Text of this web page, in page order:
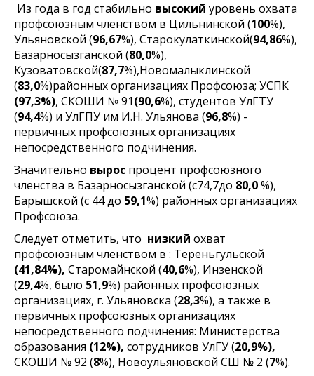
Из года в год стабильно высокий уровень охвата
профсоюзным членством в Цильнинской (100%),
Ульяновской (96,67%), Старокулаткинской(94,86%),
Базарносызганской (80,0%),
Кузоватовской(87,7%),Новомалыклинской
(83,0%)районных организациях Профсоюза; УСПК
(97,3%), СКОШИ № 91(90,6%), студентов УлГТУ
(94,4%) и УлГПУ им И.Н. Ульянова (96,8%) -
первичных профсоюзных организациях
непосредственного подчинения.
Значительно вырос процент профсоюзного
членства в Базарносызганской (с74,7до 80,0%),
Барышской (с 44 до 59,1%) районных организациях
Профсоюза.
Следует отметить, что низкий охват
профсоюзным членством в : Тереньгульской
(41,84%), Старомайнской (40,6%), Инзенской
(29,4%, было 51,9%) районных профсоюзных
организациях, г. Ульяновска (28,3%), а также в
первичных профсоюзных организациях
непосредственного подчинения: Министерства
образования (12%), сотрудников УлГУ (20,9%),
СКОШИ № 92 (8%), Новоульяновской СШ № 2 (7%).